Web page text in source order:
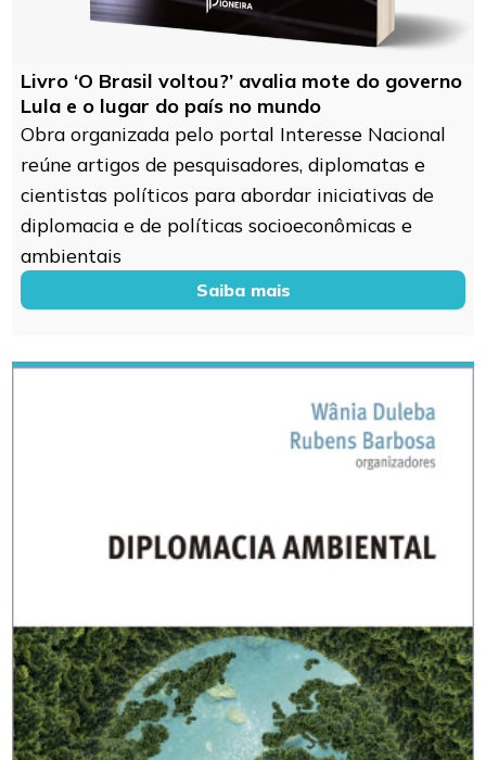
Livro ‘O Brasil voltou?’ avalia mote do governo
Lula e o lugar do país no mundo
Obra organizada pelo portal Interesse Nacional
reúne artigos de pesquisadores, diplomatas e
cientistas políticos para abordar iniciativas de
diplomacia e de políticas socioeconômicas e
ambientais
Saiba mais